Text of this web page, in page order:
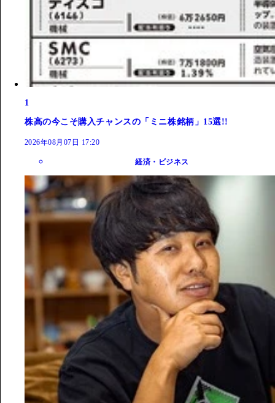
1
株高の今こそ購入チャンスの「ミニ株銘柄」15選!!
2026年08月07日 17:20
経済・ビジネス